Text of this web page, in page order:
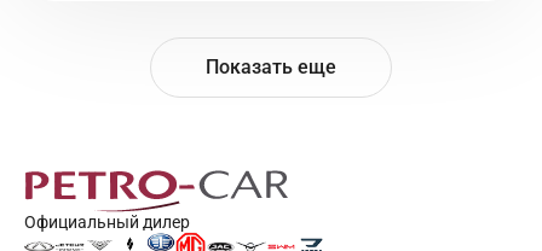
Показать еще
Официальный дилер